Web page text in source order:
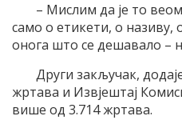
– Мислим да је то
само о етикети, о називу,
онога што се дешавало –
Други закључак,
жртава и Извјештај
више од 3.714 жртава.